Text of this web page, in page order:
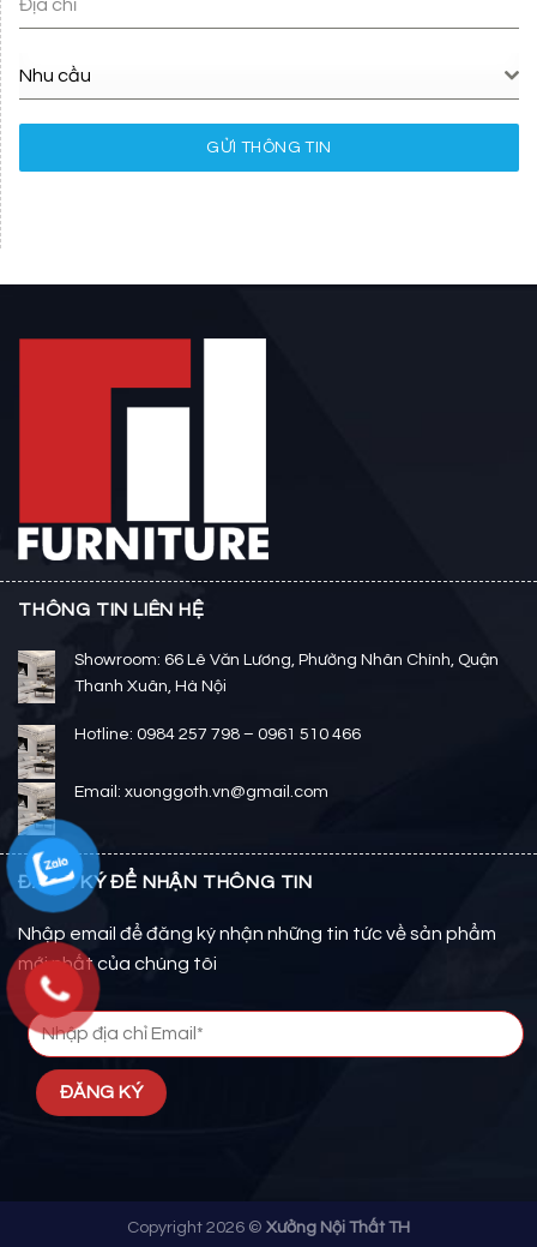
Địa chỉ
Nhu cầu
GỬI THÔNG TIN
THÔNG TIN LIÊN HỆ
Showroom: 66 Lê Văn Lương, Phường Nhân Chính, Quận
Thanh Xuân, Hà Nội
Hotline: 0984 257 798 – 0961 510 466
Email: xuonggoth.vn@gmail.com
ĐĂNG KÝ ĐỂ NHẬN THÔNG TIN
Nhập email để đăng ký nhận những tin tức về sản phẩm
mới nhất của chúng tôi
Copyright 2026 © Xưởng Nội Thất TH